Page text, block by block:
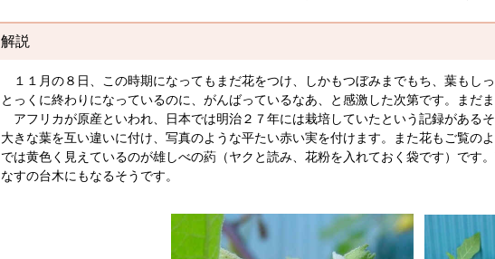
解説
１１月の８日、この時期になってもまだ花をつけ、しかもつぼみまでもち、葉もし
とっくに終わりになっているのに、がんばっているなあ、と感激した次第です。まだ
アフリカが原産といわれ、日本では明治２７年には栽培していたという記録がある
大きな葉を互い違いに付け、写真のような平たい赤い実を付けます。また花もご覧の
では黄色く見えているのが雄しべの葯（ヤクと読み、花粉を入れておく袋です）です
なすの台木にもなるそうです。